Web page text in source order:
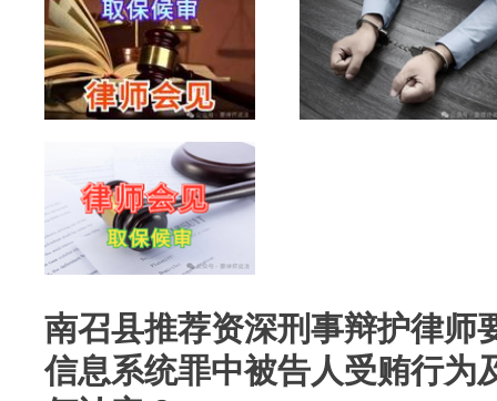
南召县推荐资深刑事辩护律师
信息系统罪中被告人受贿行为